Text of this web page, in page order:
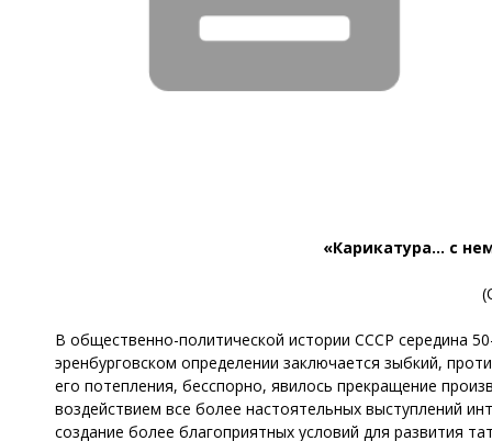
«Карикатура… с
В общественно-политической истории СССР середина
эренбурговском определении заключается зыбкий,
его потепления, бесспорно, явилось прекращение
воздействием все более настоятельных выступлений
создание более благоприятных условий для развития